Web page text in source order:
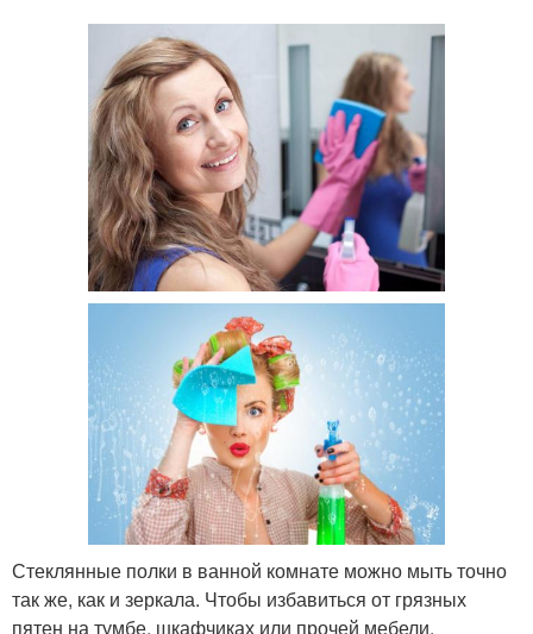
Стеклянные полки в ванной комнате можно мыть точно
так же, как и зеркала. Чтобы избавиться от грязных
пятен на тумбе, шкафчиках или прочей мебели,